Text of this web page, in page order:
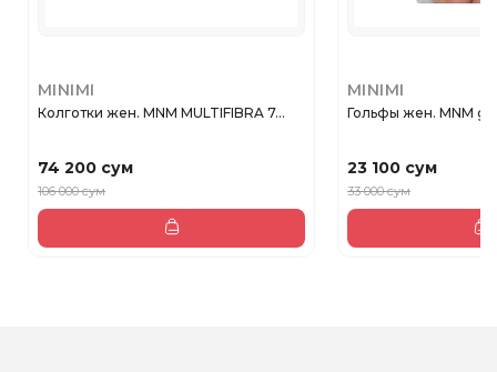
MINIMI
Колготки жен. MNM MULTIFIBRA 7...
74 200 сум
106 000 сум
MINIMI
Гольфы жен. MNM
23 100 сум
33 000 сум